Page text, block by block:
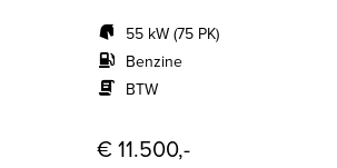
55 kW (75 PK)
Benzine
BTW
€ 11.500,-